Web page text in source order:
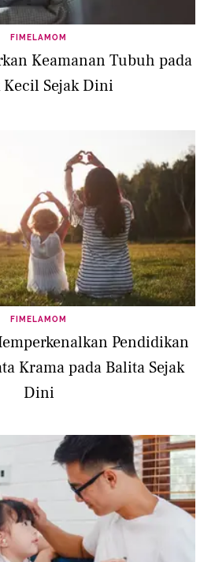
FIMELAMOM
Keamanan Tubuh pada
Kecil Sejak Dini
FIMELAMOM
Pendidikan
Krama pada Balita Sejak
Dini